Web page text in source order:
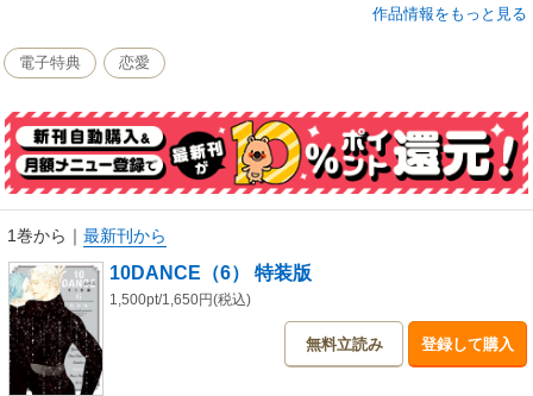
１．描き下ろし漫画は少し不思議なエロティックファンタジー！二人の信
２．単行本未収録のショート漫画３篇。
３．原画展のために描き下ろしたカラーイラストを公開。
４．井上佐藤先生監修のもと本編の扉ページや名シーンをカラー着色した
イラスト集(18ページ)。
５．本邦初！ 超貴重な先生の仕事場公開。
６．書店宣伝物や海外版の書影などをご紹介。
作品情報をもっと見る
電子特典 恋愛
1巻から ｜ 最新刊から
10DANCE（6） 特装版
1,500pt/1,650円(税込)
無料立読み 登録して購入